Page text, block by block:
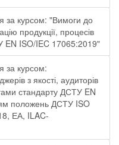
за курсом: "Вимоги до
продукції, процесів
EN ISO/IEC 17065:2019"
за курсом:
з якості, аудиторів
стандарту ДСТУ EN
положень ДСТУ ISO
ЕА, ILAC-